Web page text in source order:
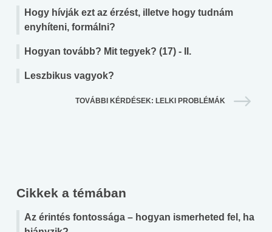
Hogy hívják ezt az érzést, illetve hogy tudnám
enyhíteni, formálni?
Hogyan tovább? Mit tegyek? (17) - II.
Leszbikus vagyok?
TOVÁBBI KÉRDÉSEK: LELKI PROBLÉMÁK
Cikkek a témában
Az érintés fontossága – hogyan ismerheted fel, ha